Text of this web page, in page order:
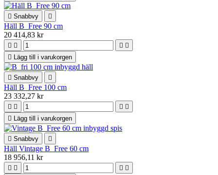
 Snabbvy 
Häll B_Free 90 cm
20 414,83 kr
   

Lägg till i varukorgen
 Snabbvy 
Häll B_Free 100 cm
23 332,27 kr
   

Lägg till i varukorgen
 Snabbvy 
Häll Vintage B_Free 60 cm
18 956,11 kr
   